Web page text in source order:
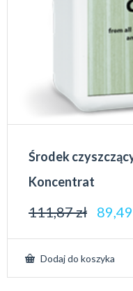
Środek
Koncentrat
111,87zł 89,49
Dodaj do koszyka